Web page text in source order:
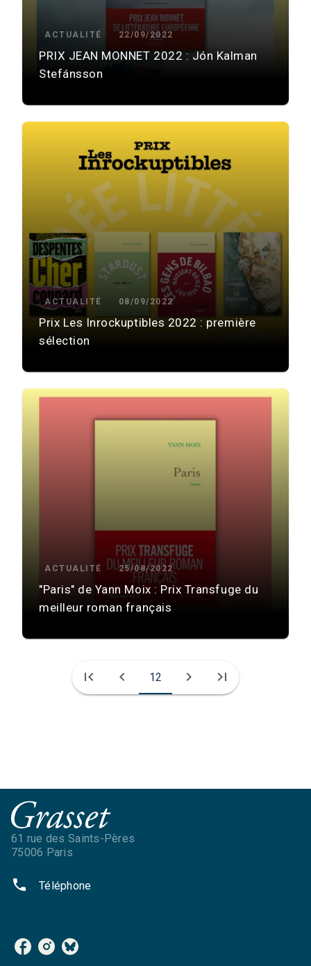
ACTUALITÉ 22/09/2022
PRIX JEAN MONNET 2022 : Jón Kalman
Stefánsson
ACTUALITÉ 08/09/2022
Prix Les Inrockuptibles 2022 : première
sélection
ACTUALITÉ 25/08/2022
"Paris" de Yann Moix : Prix Transfuge du
meilleur roman français
first_page chevron_left 12 chevron_right last_page
61 rue des Saints-Pères
75006 Paris
phone Téléphone